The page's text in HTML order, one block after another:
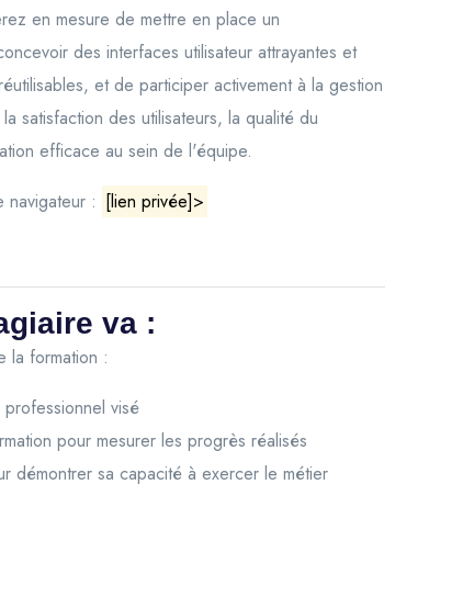
en mesure de mettre en place un
des interfaces utilisateur attrayantes et
et de participer activement à la gestion
satisfaction des utilisateurs, la qualité du
efficace au sein de l'équipe.
navigateur : [lien privée]>
va :
la formation :
visé
pour mesurer les progrès réalisés
démontrer sa capacité à exercer le métier